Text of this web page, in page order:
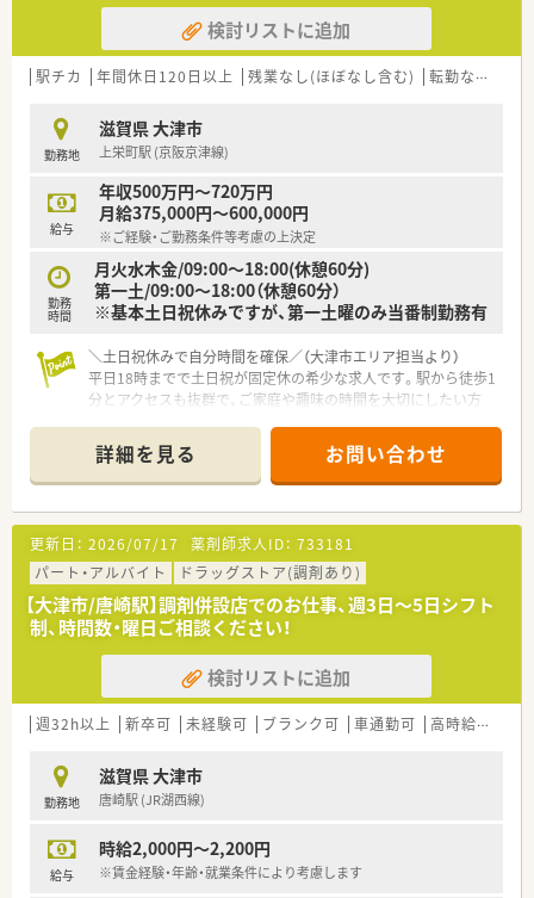
【求人情報について】
■正社員の募集で想定年収は450万円から550万円となってお
り、経験や前職の給与を考慮して柔軟に決定されます
スキルアップを目指す方への支援制度も整っています
■転勤は希望しない限り発生しないため、滋賀の地で腰を据えて
長く勤務を続けたい方に最適な雇用条件の求人です
【勤務実態について】
■1日の労働時間を7.75時間として計算しており、月間の所定労
働時間が短いため無理なく働くことが可能です
■残業は全店で抑制されており、月平均10時間以下と少ないた
め、仕事と私生活のバランスが保ちやすいです
■有給休暇の消化率は当年付与分の90％近くと非常に高く、管
検討リストに追加
駅チカ 年間休日120日以上 残業なし(ほぼなし含む) 転勤なし
勤務地
滋賀県 大津市
上栄町駅 (京阪京津線)
給与
年収500万円～720万円
月給375,000円～600,000円
※ご経験・ご勤務条件等考慮の上決定
勤務
時間
月火水木金/09:00～18:00(休憩60分)
第一土/09:00～18:00（休憩60分）
※基本土日祝休みですが、第一土曜のみ当番制勤務有
＼土日祝休みで自分時間を確保／（大津市エリア担当より）
平日18時までで土日祝が固定休の希少な求人です。駅から徒歩1
分とアクセスも抜群で、ご家庭や趣味の時間を大切にしたい方
【店舗情報と応需状況について】
■京阪京津線の上栄町駅から徒歩1分という好立地にあり、近隣
にある大津赤十字病院の処方箋をメインに受け付けています。
■内科や循環器科をはじめ、小児科や心療内科など非常に多岐に
わたる科目を応需しており、1日平均50枚ほど対応します。
■広域からの処方箋に対応するため、備蓄医薬品の種類も豊富に
揃っており、薬剤師として幅広い知見を得られる環境です。
【求人情報について】
■正社員として安定して勤務できる環境が整っており、平日は
18時までの勤務で残業もほとんどないため無理なく働けます。
■給与はご経験や前職の条件を最大限に考慮して決定され、昇給
制度も整っているため、長期的なモチベーションに繋がります。
県エリアでじっくりと腰を据えてキャリアを築いていけます。
【想定される業務内容】
してOTC医薬品の販売まで幅広い業務を経験することが可能で
す。
詳細を見る お問い合わせ
更新日： 2026/07/17 薬剤師求人ID： 733181
パート・アルバイト
ドラッグストア(調剤あり)
【大津市/唐崎駅】調剤併設店でのお仕事、週3日～5日シフト
制、時間数・曜日ご相談ください！
検討リストに追加
週32h以上 新卒可 未経験可 ブランク可 車通勤可 高時給(2,500円以上)
勤務地
滋賀県 大津市
唐崎駅 (JR湖西線)
給与
時給2,000円～2,200円
※賃金経験・年齢・就業条件により考慮します